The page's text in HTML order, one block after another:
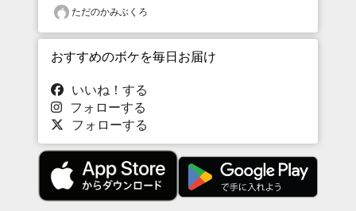
ただのかみぶくろ
おすすめのボケを毎日お届け
いいね！する
フォローする
フォローする